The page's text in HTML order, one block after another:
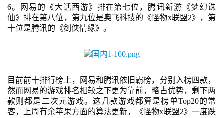
首
页
6。网易的《大话西游》排在第七位，腾讯新游《梦幻诛
仙》排在第八位，第九位是奥飞科技的《怪物x联盟2》，第
十位是腾讯的《剑侠情缘》。
目前前十排行榜上，网易和腾讯依旧霸榜，分别入榜四款，
然而网易的游戏排名相较之下更为靠前，略占优势，剩下两
款则都是二次元游戏。这几款游戏都算是榜单Top20的常
客，上周有余苹果方面的算法更新，《怪物x联盟2》一度跌